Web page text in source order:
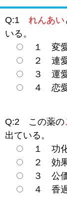
Q:1 れんあい
いる。
１ 変
２ 連
３ 運
４ 恋
Q:2 この薬の
出ている。
１ 功
２ 効
３ 公
４ 香